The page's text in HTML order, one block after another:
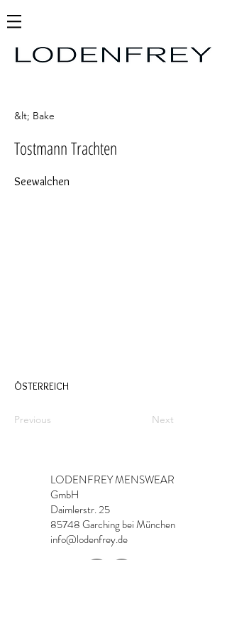
&lt; Bake
Tostmann Trachten
Seewalchen
ÖSTERREICH
Previous Next
LODENFREY MENSWEAR
GmbH
Daimlerstr. 25
85748 Garching bei München
info@lodenfrey.de